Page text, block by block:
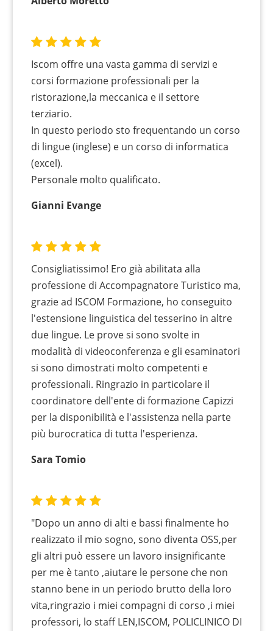
Iscom offre una vasta gamma di servizi e
corsi formazione professionali per la
ristorazione,la meccanica e il settore
terziario.
In questo periodo sto frequentando un corso
di lingue (inglese) e un corso di informatica
(excel).
Personale molto qualificato.
Gianni Evange
Consigliatissimo! Ero già abilitata alla
professione di Accompagnatore Turistico ma,
grazie ad ISCOM Formazione, ho conseguito
l'estensione linguistica del tesserino in altre
due lingue. Le prove si sono svolte in
modalità di videoconferenza e gli esaminatori
si sono dimostrati molto competenti e
professionali. Ringrazio in particolare il
coordinatore dell'ente di formazione Capizzi
per la disponibilità e l'assistenza nella parte
più burocratica di tutta l'esperienza.
Sara Tomio
"Dopo un anno di alti e bassi finalmente ho
realizzato il mio sogno, sono diventa OSS,per
gli altri può essere un lavoro insignificante
per me è tanto ,aiutare le persone che non
stanno bene in un periodo brutto della loro
vita,ringrazio i miei compagni di corso ,i miei
professori, lo staff LEN,ISCOM, POLICLINICO DI